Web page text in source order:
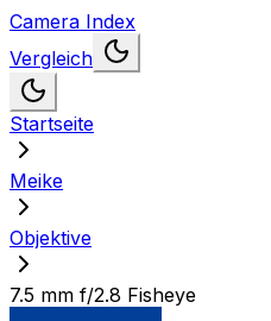
Camera Index
Vergleich
Startseite
Meike
Objektive
7.5 mm f/2.8 Fisheye